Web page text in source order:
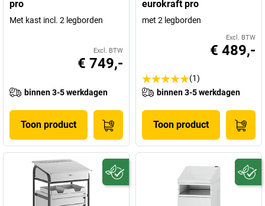
pro
Met kast incl. 2 legborden
Excl. BTW
€ 749,-
binnen 3-5 werkdagen
Toon product
eurokraft pro
met 2 legborden
Excl. BTW
€ 489,-
(1)
binnen 3-5 werkdagen
Toon product